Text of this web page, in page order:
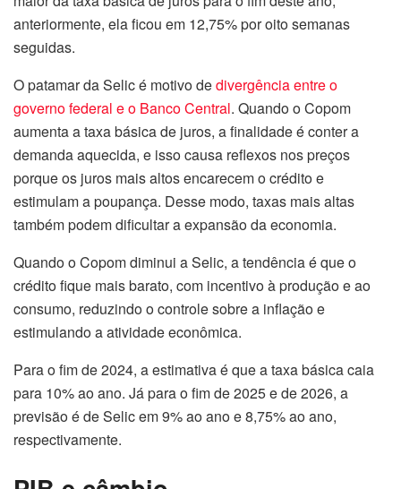
anteriormente, ela ficou em 12,75% por oito semanas
seguidas.
O patamar da Selic é motivo dedivergência entre o
governo federal e o Banco Central. Quando o Copom
aumenta a taxa básica de juros, a finalidade é conter a
demanda aquecida, e isso causa reflexos nos preços
porque os juros mais altos encarecem o crédito e
estimulam a poupança. Desse modo, taxas mais altas
também podem dificultar a expansão da economia.
Quando o Copom diminui a Selic, a tendência é que o
crédito fique mais barato, com incentivo à produção e ao
consumo, reduzindo o controle sobre a inflação e
estimulando a atividade econômica.
Para o fim de 2024, a estimativa é que a taxa básica caia
para 10% ao ano. Já para o fim de 2025 e de 2026, a
previsão é de Selic em 9% ao ano e 8,75% ao ano,
respectivamente.